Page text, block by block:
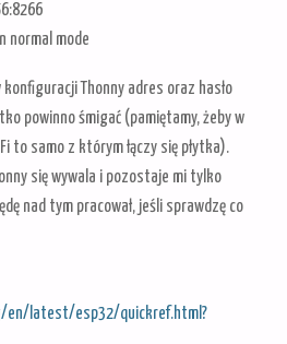
normal mode
Thonny adres oraz hasło
powinno śmigać (pamiętamy, żeby w
to samo z którym łączy się płytka).
się wywala i pozostaje mi tylko
nad tym pracował, jeśli sprawdzę co
en/latest/esp32/quickref.html?